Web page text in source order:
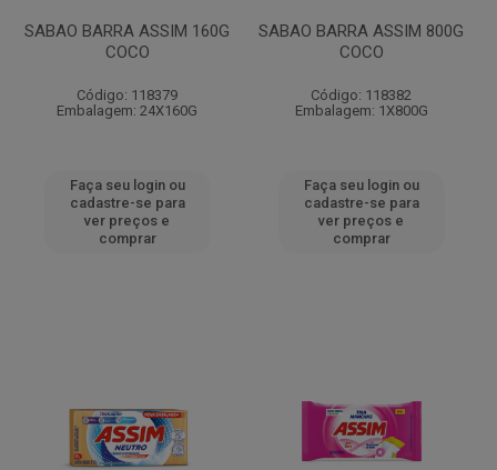
SABAO BARRA ASSIM 160G
COCO
Código: 118379
Embalagem: 24X160G
Faça seu login ou
cadastre-se para
ver preços e
comprar
SABAO BARRA ASSIM 800G
COCO
Código: 118382
Embalagem: 1X800G
Faça seu login ou
cadastre-se para
ver preços e
comprar